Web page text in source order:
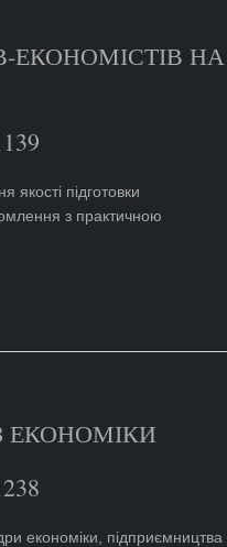
ЕКОНОМІСТІВ НА
підготовки
з практичною
ЕКОНОМІКИ
економіки, підприємництва